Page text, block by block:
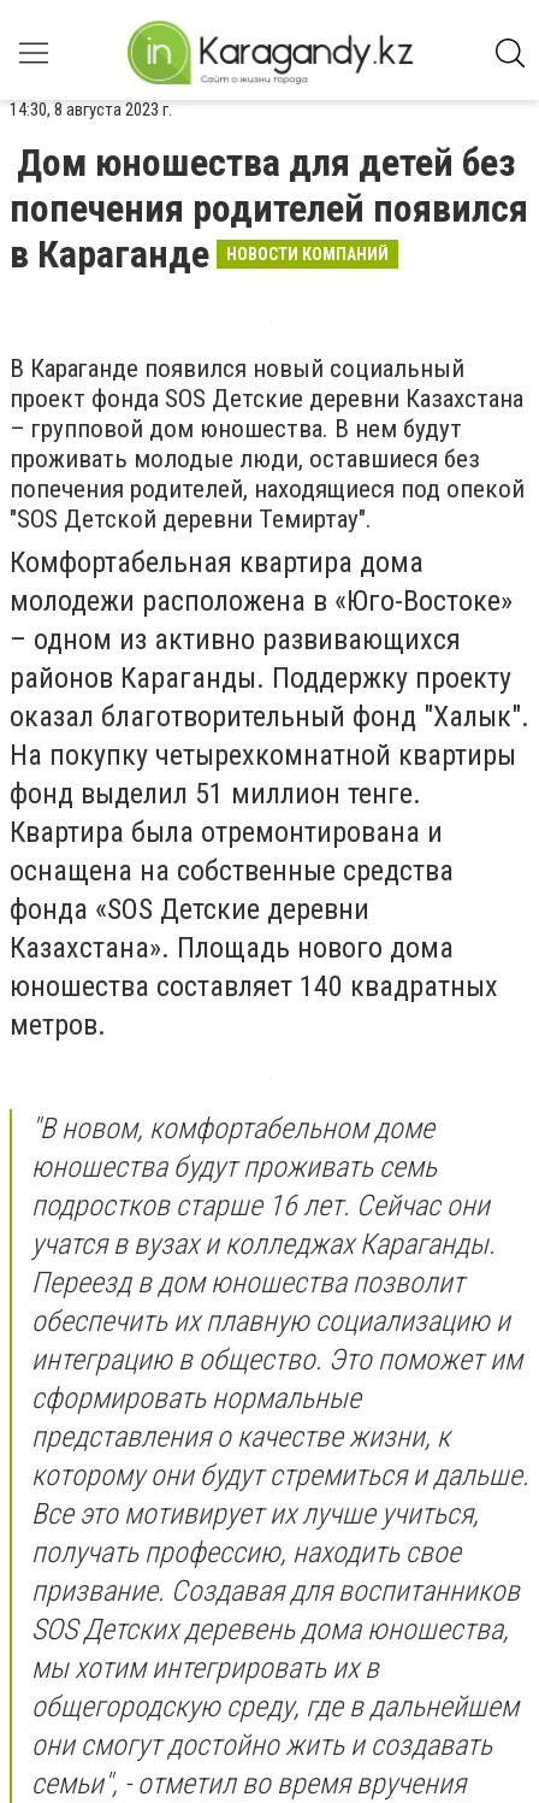
14:30, 8 августа 2023 г.
Дом юношества для детей без
попечения родителей появился
в Караганде
НОВОСТИ КОМПАНИЙ
В Караганде появился новый социальный
проект фонда SOS Детские деревни Казахстана
– групповой дом юношества. В нем будут
проживать молодые люди, оставшиеся без
попечения родителей, находящиеся под опекой
"SOS Детской деревни Темиртау".
Комфортабельная квартира дома
молодежи расположена в «Юго-Востоке»
– одном из активно развивающихся
районов Караганды. Поддержку проекту
оказал благотворительный фонд "Халык".
На покупку четырехкомнатной квартиры
фонд выделил 51 миллион тенге.
Квартира была отремонтирована и
оснащена на собственные средства
фонда «SOS Детские деревни
Казахстана». Площадь нового дома
юношества составляет 140 квадратных
метров.
"В новом, комфортабельном доме
юношества будут проживать семь
подростков старше 16 лет. Сейчас они
учатся в вузах и колледжах Караганды.
Переезд в дом юношества позволит
обеспечить их плавную социализацию и
интеграцию в общество. Это поможет им
сформировать нормальные
представления о качестве жизни, к
которому они будут стремиться и дальше.
Все это мотивирует их лучше учиться,
получать профессию, находить свое
призвание. Создавая для воспитанников
SOS Детских деревень дома юношества,
мы хотим интегрировать их в
общегородскую среду, где в дальнейшем
они смогут достойно жить и создавать
семьи", - отметил во время вручения